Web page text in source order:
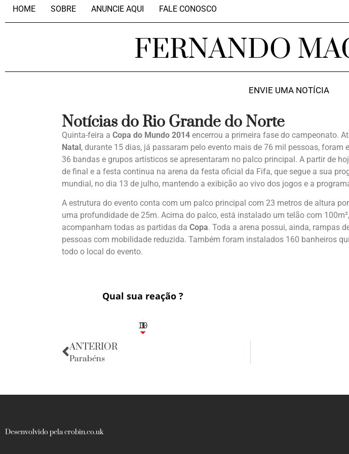
HOME SOBRE ANUNCIE AQUI FALE CONOSCO
FERNANDO
ENVIE UMA NOTÍCIA
Notícias do Rio Grande do Norte
Quinta-feira a Copa do Mundo 2014 encerrou a primeira fase do campeonato.
Natal, durante 15 dias, já passaram pelo evento mais de 76 mil pessoas, foram
36 bandas e grupos artísticos se apresentaram no palco principal. A partir de
de final e a festa continua na arena da festa oficial da Fifa, que segue a sua
mundial, no dia 13 de julho, mantendo a exibição ao vivo dos jogos e a
A estrutura do evento conta com um palco principal com 23 metros de altura
uma profundidade de 25m. Acima do palco, está instalado um telão com
acompanham todas as partidas da Copa. Toda a arena possui, ainda, rampas
pessoas com mobilidade reduzida. Também foram instalados 160 banheiros
todo o local do evento.
Qual sua reação ?
3
1
1
3
10
ANTERIOR
Parabéns
Desenvolvido pela crobin.co.uk